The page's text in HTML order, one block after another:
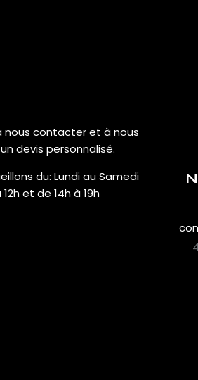
nous contacter et à nous
devis personnalisé.
du: Lundi au Samedi
12h et de 14h à 19h